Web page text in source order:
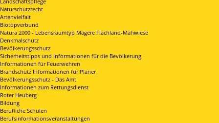
Naturschutzrecht
Artenvielfalt
Biotopverbund
Natura 2000 - Lebensraumtyp Magere Flachland-Mähwiese
Denkmalschutz
Bevölkerungsschutz
Sicherheitstipps und Informationen für die Bevölkerung
Informationen für Feuerwehren
Brandschutz Informationen für Planer
Bevölkerungsschutz - Das Amt
Informationen zum Rettungsdienst
Roter Heuberg
Bildung
Berufliche Schulen
Berufsinformationsveranstaltungen